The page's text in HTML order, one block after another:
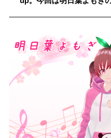
お問い合わせ
記事リクエスト
LINK